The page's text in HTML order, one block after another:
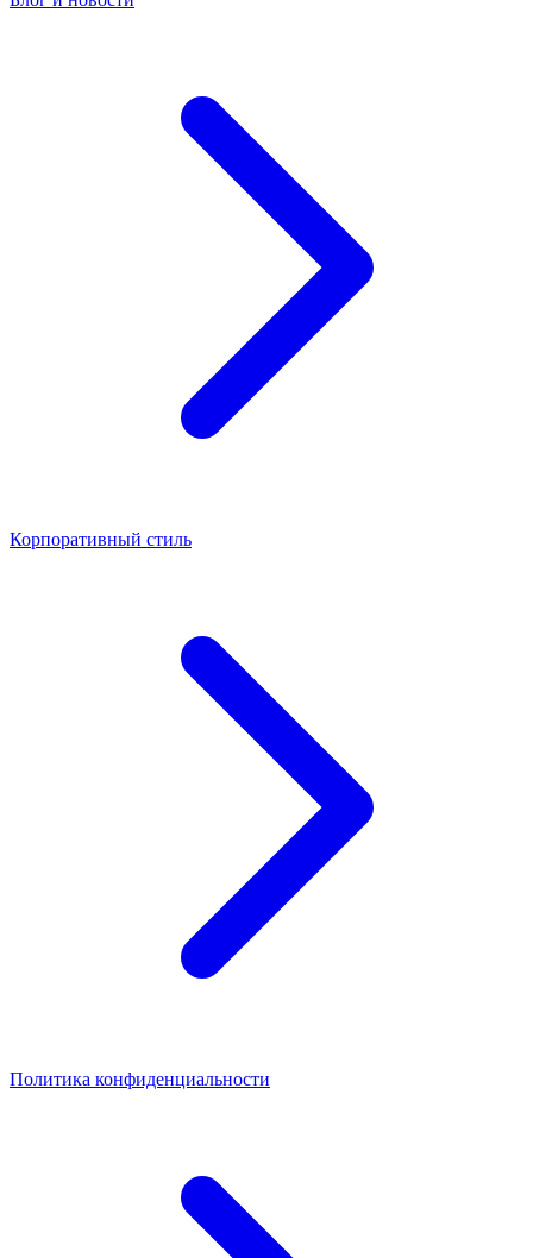
Корпоративный стиль
Политика конфиденциальности